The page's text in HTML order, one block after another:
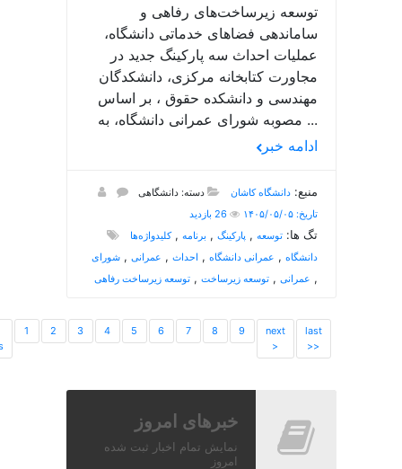
توسعه زیرساخت‌های رفاهی و
ساماندهی فضاهای خدماتی دانشگاه،
عملیات احداث سه پارکینگ جدید در
مجاورت کتابخانه مرکزی، دانشکدگان
مهندسی و دانشکده حقوق ، بر اساس
مصوبه شورای عمرانی دانشگاه، به ...
ادامه خبر
منبع:دانشگاه کاشان
دسته: دانشگاهی
تاریخ: ۱۴۰۵/۰۵/۰۵
26 بازدید
تگ ها:توسعه , پارکینگ , برنامه ,کلیدواژه‌ها
دانشگاه , عمرانی دانشگاه , احداث , عمرانی ,شورای
عمرانی ,توسعه زیرساخت ,توسعه زیرساخت رفاهی ,
1 2 3 4 5 6 7 8 9
next
>
last
>>
خبرهای امروز
نمایش تمام اخبار ثبت شده
امروز